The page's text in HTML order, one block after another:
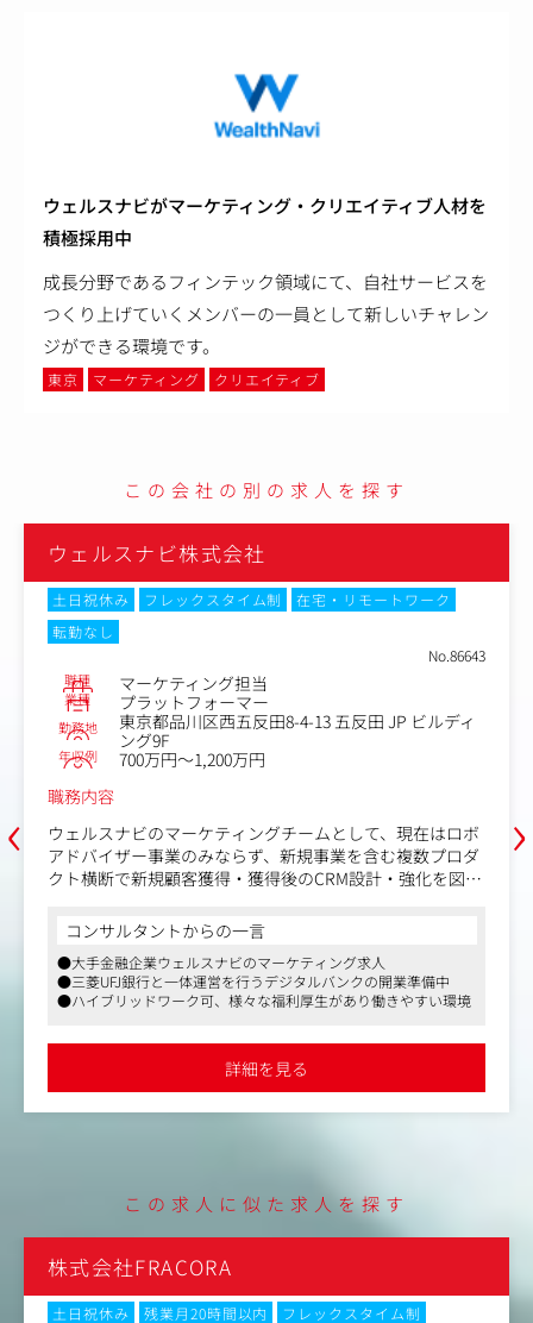
ウェルスナビがマーケティング・クリエイティブ人材を
積極採用中
成長分野であるフィンテック領域にて、自社サービスを
つくり上げていくメンバーの一員として新しいチャレン
ジができる環境です。
東京 マーケティング クリエイティブ
この会社の別の求人を探す
‹
ウェルスナビ株式会社
土日祝休み フレックスタイム制
在宅・リモートワーク
転勤なし
No.85530
職種 インハウスWebディレクター
業種 プラットフォーマー
勤務地
東京都品川区西五反田8-4-13 五反田 JP ビルディ
ング9F
年収例
600万円～1,000万円
職務内容
カスタマーエンゲージメントに関わるWebサイト・スマホ
アプリ・顧客コミュニケーション施策の企画・設計や、リ
リースに向けた進行管理、PDCAを通じた施策改善をリー
〈業務内容〉
●定量分析やインタビュー等を通じた顧客理解
●担当テーマにおける顧客価値定義や施策方針の検討
●WebサイトやアプリのUIUX企画・ディレクション
●各施策の継続的なPDCAを通じたKPI改善
る方も多く、誠実なコミュニケーション設計をすることが
信頼と長期利用につながります。
お客様の状況は千差万別で、定量データだけでは見えない
部分も多いため、ユーザーインタビュー等の定性情報を掛
け合わせ、多面的にお客様を捉えて仮説検証を重ねていく
プロセスに面白さがあります。
コンサルタントからの一言
●大手フィンテック企業ウェルスナビのWebディレクター求人
●三菱UFJ銀行と一体運営を行うデジタルバンクの開業準備中
●ハイブリッドワーク可、様々な福利厚生があり働きやすい環境
詳細を見る
›
この求人に似た求人を探す
レックスタイム制 土日祝休み フレックスタイム制